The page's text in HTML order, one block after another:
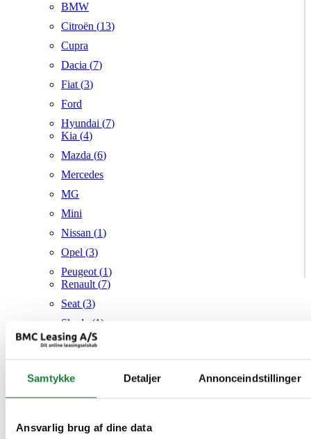
Samtykke Detaljer Annonceindstillinger
Ansvarlig brug af dine data
BMW
Citroën (13)
Cupra
Dacia (7)
Fiat (3)
Ford
Hyundai (7)
Kia (4)
Mazda (6)
Mercedes
MG
Mini
Nissan (1)
Opel (3)
Peugeot (1)
Renault (7)
Seat (3)
Skoda (1)
Suzuki
Tesla
Toyota (
VW (21)
Mazda